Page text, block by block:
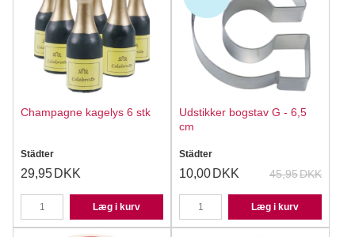
Champagne kagelys 6 stk
Städter
29,95 DKK
Læg i kurv
Udstikker bogstav G - 6,5
cm
Städter
45,95DKK
10,00 DKK
Læg i kurv